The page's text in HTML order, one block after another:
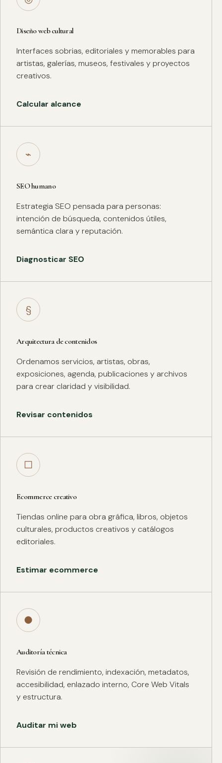
Diseño web cultural
Interfaces sobrias, editoriales y memorables para
artistas, galerías, museos, festivales y proyectos
creativos.
Calcular alcance
⌁
SEO humano
Estrategia SEO pensada para personas:
intención de búsqueda, contenidos útiles,
semántica clara y reputación.
Diagnosticar SEO
§
Arquitectura de contenidos
Ordenamos servicios, artistas, obras,
exposiciones, agenda, publicaciones y archivos
para crear claridad y visibilidad.
Revisar contenidos
□
Ecommerce creativo
Tiendas online para obra gráfica, libros, objetos
culturales, productos creativos y catálogos
editoriales.
Estimar ecommerce
●
Auditoría técnica
Revisión de rendimiento, indexación, metadatos,
accesibilidad, enlazado interno, Core Web Vitals
y estructura.
Auditar mi web